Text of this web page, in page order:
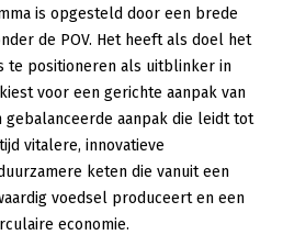
en onderwijs
is opgesteld door een brede
de POV. Het heeft als doel het
te positioneren als uitblinker in
voor een gerichte aanpak van
gebalanceerde aanpak die leidt tot
vitalere, innovatieve
keten die vanuit een
voedsel produceert en een
economie.